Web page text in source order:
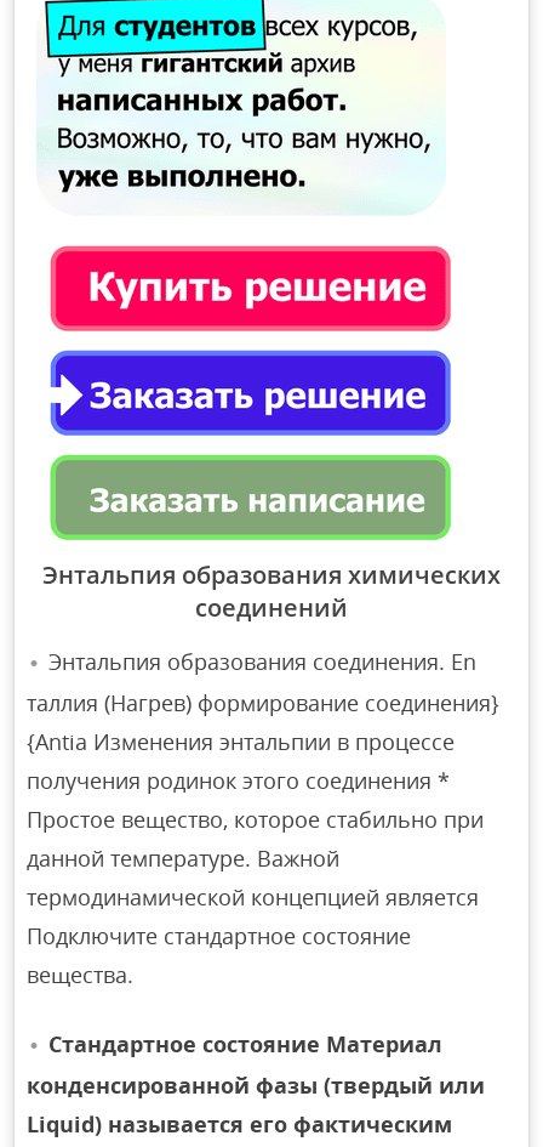
Энтальпия образования химических
соединений
Энтальпия образования соединения. En
таллия (Нагрев) формирование соединения}
{Antia Изменения энтальпии в процессе
получения родинок этого соединения *
Простое вещество, которое стабильно при
данной температуре. Важной
термодинамической концепцией является
Подключите стандартное состояние
вещества.
Стандартное состояние Материал
конденсированной фазы (твердый или
Liquid) называется его фактическим